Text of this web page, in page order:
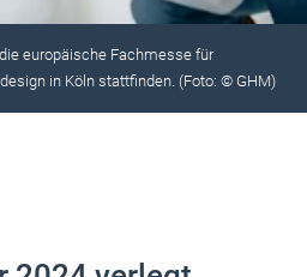
europäische Fachmesse für
in Köln stattfinden. (Foto: © GHM)